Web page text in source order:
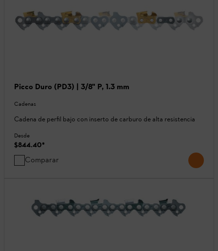
Picco Duro (PD3) | 3/8" P, 1.3 mm
Cadenas
Cadena de perfil bajo con inserto de carburo de alta resistencia
Desde
$844.40*
Comparar